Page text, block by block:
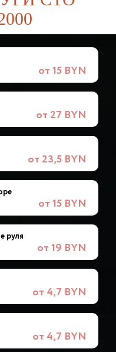
от 15 BYN
от 27 BYN
от 23,5 BYN
от 15 BYN
руля
от 19 BYN
от 4,7 BYN
от 4,7 BYN